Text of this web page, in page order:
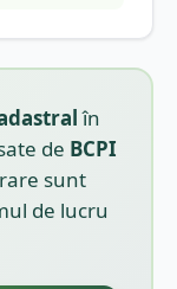
în
de BCPI
sunt
de lucru